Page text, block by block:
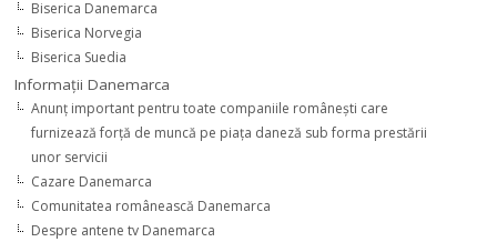
Biserica Danemarca
Biserica Norvegia
Biserica Suedia
Informaţii Danemarca
Anunţ important pentru toate companiile româneşti care
furnizează forţă de muncă pe piaţa daneză sub forma prestării
unor servicii
Cazare Danemarca
Comunitatea românească Danemarca
Despre antene tv Danemarca